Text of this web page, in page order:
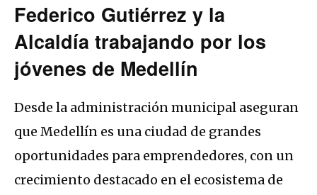
Federico Gutiérrez y la
Alcaldía trabajando por los
jóvenes de Medellín
Desde la administración municipal aseguran
que Medellín es una ciudad de grandes
oportunidades para emprendedores, con un
crecimiento destacado en el ecosistema de